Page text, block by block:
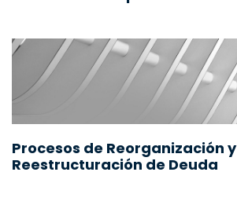
Procesos de Reorganización y
Reestructuración de Deuda